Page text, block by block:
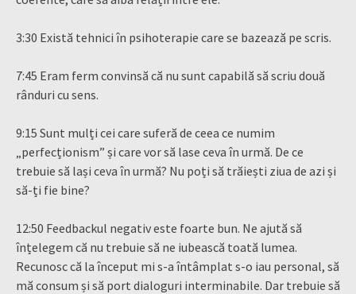
3:30 Există tehnici în psihoterapie care se bazează pe scris.
7:45 Eram ferm convinsă că nu sunt capabilă să scriu două
rânduri cu sens.
9:15 Sunt mulți cei care suferă de ceea ce numim
„perfecționism” și care vor să lase ceva în urmă. De ce
trebuie să lași ceva în urmă? Nu poți să trăiești ziua de azi și
să-ți fie bine?
12:50 Feedbackul negativ este foarte bun. Ne ajută să
înțelegem că nu trebuie să ne iubească toată lumea.
Recunosc că la început mi s-a întâmplat s-o iau personal, să
mă consum și să port dialoguri interminabile. Dar trebuie să